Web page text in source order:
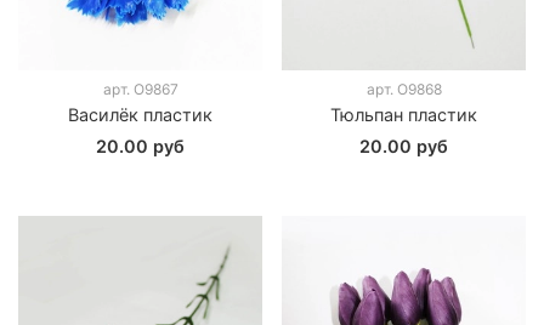
арт. О9867
Василёк пластик
20.00 руб
арт. О9868
Тюльпан пластик
20.00 руб